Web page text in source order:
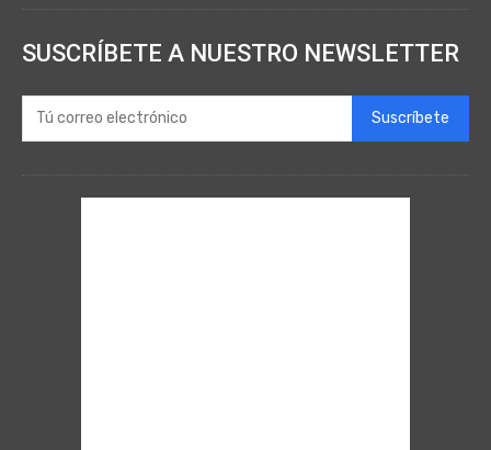
SUSCRÍBETE A NUESTRO NEWSLETTER
Suscríbete